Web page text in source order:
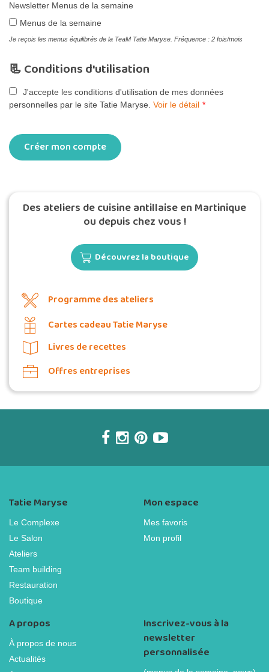
Newsletter Menus de la semaine
Menus de la semaine
Je reçois les menus équilibrés de la TeaM Tatie Maryse. Fréquence : 2 fois/mois
📃 Conditions d'utilisation
J'accepte les conditions d'utilisation de mes données
personnelles par le site Tatie Maryse. Voir le détail *
Des ateliers de cuisine antillaise en Martinique
ou depuis chez vous !
Découvrez la boutique
Programme des ateliers
Cartes cadeau Tatie Maryse
Livres de recettes
Offres entreprises
Tatie Maryse
Le Complexe
Le Salon
Ateliers
Team building
Restauration
Boutique
Mon espace
Mes favoris
Mon profil
A propos
À propos de nous
Actualités
Inscrivez-vous à la
newsletter
personnalisée